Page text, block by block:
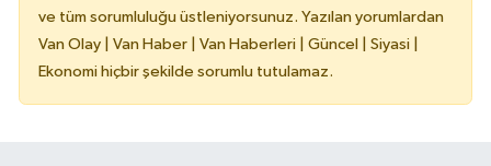
ve tüm sorumluluğu üstleniyorsunuz. Yazılan yorumlardan
Van Olay | Van Haber | Van Haberleri | Güncel | Siyasi |
Ekonomi hiçbir şekilde sorumlu tutulamaz.